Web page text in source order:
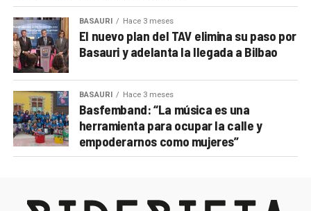
BASAURI Hace 3 meses
El nuevo plan del TAV elimina su paso por
Basauri y adelanta la llegada a Bilbao
BASAURI Hace 3 meses
Basfemband: “La música es una
herramienta para ocupar la calle y
empoderarnos como mujeres”